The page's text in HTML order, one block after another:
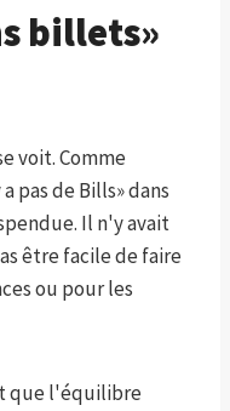
billets»
voit. Comme
pas de Bills» dans
Il n'y avait
être facile de faire
ou pour les
que l'équilibre